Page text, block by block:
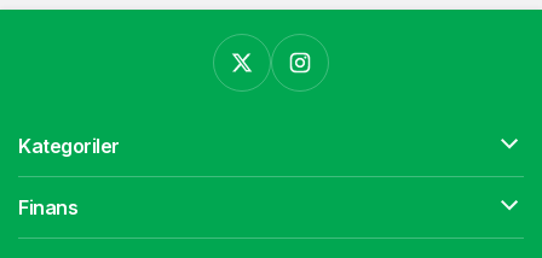
Kategoriler
Finans